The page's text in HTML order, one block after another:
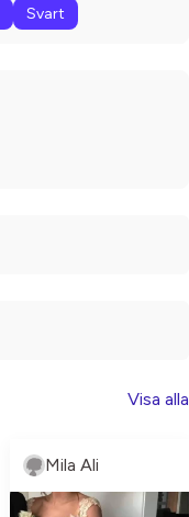
Svart
Visa alla
Mila Ali